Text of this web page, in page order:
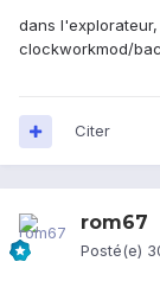
dans
clockworkmod/
Citer
rom67
Posté(e)